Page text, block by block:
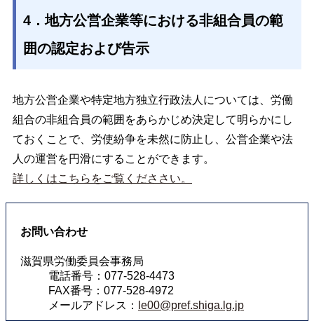
4．地方公営企業等における非組合員の範
囲の認定および告示
地方公営企業や特定地方独立行政法人については、労働
組合の非組合員の範囲をあらかじめ決定して明らかにし
ておくことで、労使紛争を未然に防止し、公営企業や法
人の運営を円滑にすることができます。
詳しくはこちらをご覧くだささい。
お問い合わせ
滋賀県労働委員会事務局
電話番号：077-528-4473
FAX番号：077-528-4972
メールアドレス：
le00@pref.shiga.lg.jp